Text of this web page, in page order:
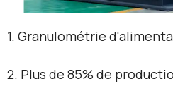
1. Granulométrie
2. Plus de 85% de